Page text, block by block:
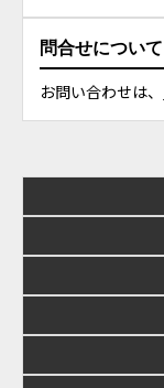
問合せについて
お問い合わせは、